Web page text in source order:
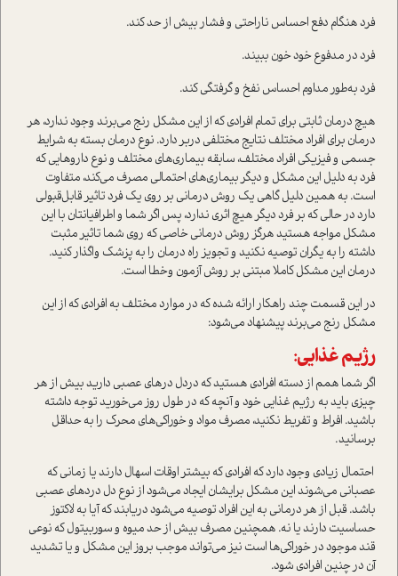
فرد هنگام دفع احساس ناراحتی و فشار بیش از حد کند.
فرد در مدفوع خود خون ببیند.
فرد به‌طور مداوم احساس نفخ و گرفتگی کند.
هیچ درمان ثابتی برای تمام افرادی که از این مشکل رنج می‌برند وجود ندارد، هر
درمان برای افراد مختلف نتایج مختلفی دربر دارد. نوع درمان بسته به شرایط
جسمی‌ و فیزیکی افراد مختلف، سابقه بیماری‌های مختلف و نوع داروهایی که
فرد به دلیل این مشکل و دیگر بیماری‌های احتمالی مصرف می‌کند، متفاوت
است. به همین دلیل گاهی یک روش درمانی بر روی یک فرد تاثیر قابل‌قبولی
دارد در حالی که بر فرد دیگر هیچ اثری ندارد، پس اگر شما و اطرافیانتان با این
مشکل مواجه هستید هرگز روش درمانی خاصی که روی شما تاثیر مثبت
داشته را به یگران توصیه نکنید و تجویز راه درمان را به پزشک واگذار کنید.
درمان این مشکل کاملا مبتنی بر روش آزمون وخطا است.
در این قسمت چند راهکار ارائه شده که در موارد مختلف به افرادی که از این
مشکل رنج می‌برند پیشنهاد می‌شود:
رژیم غذایی:
اگر شما همم از دسته افرادی هستید که دردل درهای عصبی دارید بیش از هر
چیزی باید به رژیم غذایی خود و آنچه که در طول روز می‌خورید توجه داشته
باشید. افراط و تفریط نکنید، مصرف مواد و خوراکی‌های محرک را به حداقل
برسانید.
احتمال زیادی وجود دارد که افرادی که بیشتر اوقات اسهال دارند یا زمانی که
عصبانی می‌شوند این مشکل برایشان ایجاد می‌شود از نوع دل دردهای عصبی
باشد. قبل از هر درمانی به این افراد توصیه می‌شود دریابند که آیا به لاکتوز
حساسیت دارند یا نه. همچنین مصرف بیش از حد میوه و سوربیتول که نوعی
قند موجود در خوراکی‌ها است نیز می‌تواند موجب بروز این مشکل و یا تشدید
آن در چنین افرادی شود.